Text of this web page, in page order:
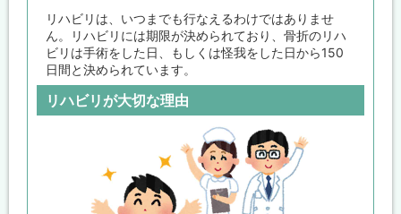
リハビリは、いつまでも行なえるわけではありませ
ん。リハビリには期限が決められており、骨折のリハ
ビリは手術をした日、もしくは怪我をした日から150
日間と決められています。
リハビリが大切な理由